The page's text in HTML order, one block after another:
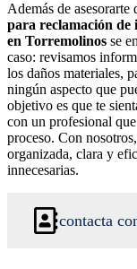
Además de
para reclamación de
en Torremolinos se
caso: revisamos
los daños materiales,
ningún aspecto que
objetivo es que te
con un profesional
proceso. Con
organizada, clara y
innecesarias.
contacta